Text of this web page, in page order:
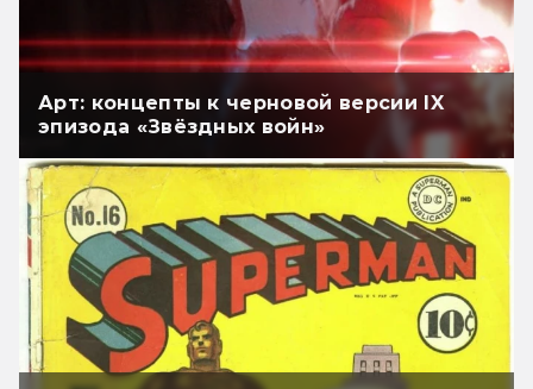
Арт: концепты к черновой версии IX
эпизода «Звёздных войн»